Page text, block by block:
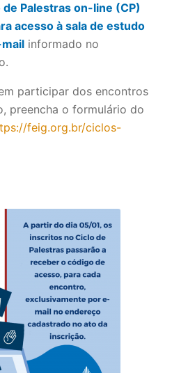
Palestras on-line (CP)
acesso à sala de estudo
informado no
participar dos encontros
preencha o formulário do
feig.org.br/ciclos-